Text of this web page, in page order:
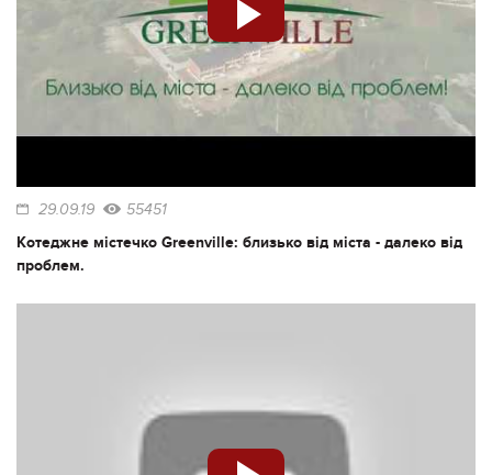
29.09.19 55451
Котеджне містечко Greenville: близько від міста - далеко від
проблем.